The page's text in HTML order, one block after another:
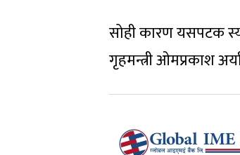
सोही कारण यसपटक
गृहमन्त्री ओमप्रकाश